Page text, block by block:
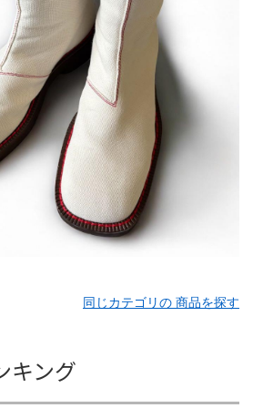
同じカテゴリの 商品を探す
キング